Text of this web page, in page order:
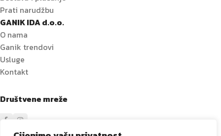
Prati narudžbu
GANIK IDA d.o.o.
O nama
Ganik trendovi
Usluge
Kontakt
Društvene mreže